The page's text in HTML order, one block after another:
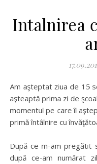
Intalnirea
Am aşteptat ziua de 15 septembrie la fel cum un preşcolar
aşteaptă prima zi de
momentul pe care îl
primă întâlnire cu
După ce m-am pregătit
după ce-am numărat